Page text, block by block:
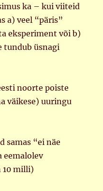
ka – kui viiteid
a) veel “päris”
eksperiment või b)
tundub üsnagi
noorte poiste
väikese) uuringu
samas “ei näe
eemalolev
10 milli)